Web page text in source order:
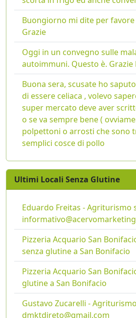
Buongiorno mi dite per favore
Grazie
Oggi in un convegno sulle
autoimmuni. Questo è. Grazie
Buona sera, scusate ho
di essere celiaca , volevo
super mercato deve aver
o se va sempre bene (
polpettoni o arrosti che sono
semplici cosce di pollo
Ultimi Locali Senza Glutine
Eduardo Freitas - Agriturismo
Pizzeria Acquario San
senza glutine a San Bonifacio
Pizzeria Acquario San
glutine a San Bonifacio
Gustavo Zucarelli -
dmktdireto@gmail.com